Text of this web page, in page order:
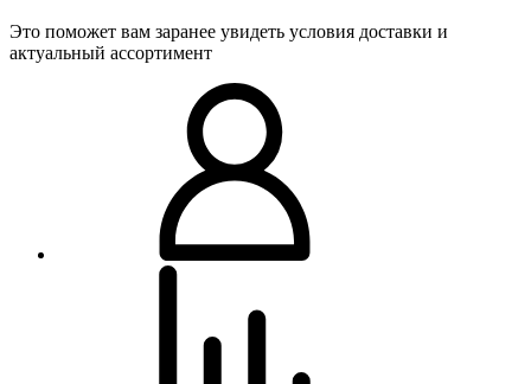
Это поможет вам заранее увидеть условия доставки и
актуальный ассортимент